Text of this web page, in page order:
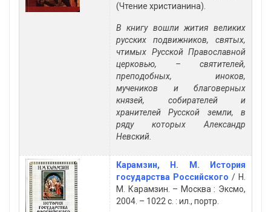
(Чтение христианина).
В книгу вошли жития великих
русских подвижников, святых,
чтимых Русской Православной
церковью, – святителей,
преподобных, иноков,
мучеников и благоверных
князей, собирателей и
хранителей Русской земли, в
ряду которых Александр
Невский.
Карамзин, Н. М. История
государства Российского / Н.
М. Карамзин. – Москва : Эксмо,
2004. – 1022 с. : ил., портр.